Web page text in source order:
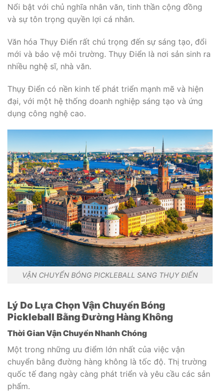
Nổi bật với chủ nghĩa nhân văn, tinh thần cộng đồng
và sự tôn trọng quyền lợi cá nhân.
Văn hóa Thụy Điển rất chú trọng đến sự sáng tạo, đổi
mới và bảo vệ môi trường. Thụy Điển là nơi sản sinh ra
nhiều nghệ sĩ, nhà văn.
Thụy Điển có nền kinh tế phát triển mạnh mẽ và hiện
đại, với một hệ thống doanh nghiệp sáng tạo và ứng
dụng công nghệ cao.
VẬN CHUYỂN BÓNG PICKLEBALL SANG THỤY ĐIỂN
Lý Do Lựa Chọn Vận Chuyển Bóng
Pickleball Bằng Đường Hàng Không
Thời Gian Vận Chuyển Nhanh Chóng
Một trong những ưu điểm lớn nhất của việc vận
chuyển bằng đường hàng không là tốc độ. Thị trường
quốc tế đang ngày càng phát triển và yêu cầu các sản
phẩm.